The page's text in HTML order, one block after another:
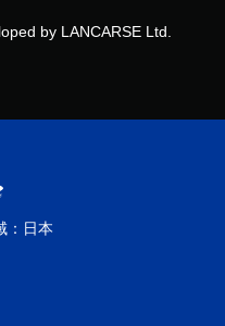
by LANCARSE Ltd.
：日本